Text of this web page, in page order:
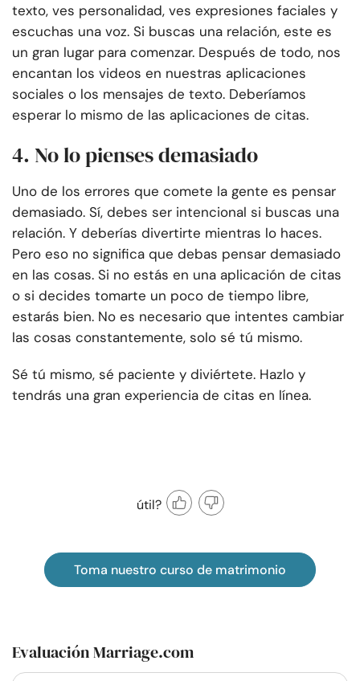
texto, ves personalidad, ves expresiones faciales y
escuchas una voz. Si buscas una relación, este es
un gran lugar para comenzar. Después de todo, nos
encantan los videos en nuestras aplicaciones
sociales o los mensajes de texto. Deberíamos
esperar lo mismo de las aplicaciones de citas.
4. No lo pienses demasiado
Uno de los errores que comete la gente es pensar
demasiado. Sí, debes ser intencional si buscas una
relación. Y deberías divertirte mientras lo haces.
Pero eso no significa que debas pensar demasiado
en las cosas. Si no estás en una aplicación de citas
o si decides tomarte un poco de tiempo libre,
estarás bien. No es necesario que intentes cambiar
las cosas constantemente, solo sé tú mismo.
Sé tú mismo, sé paciente y diviértete. Hazlo y
tendrás una gran experiencia de citas en línea.
útil?
Toma nuestro curso de matrimonio
Evaluación Marriage.com